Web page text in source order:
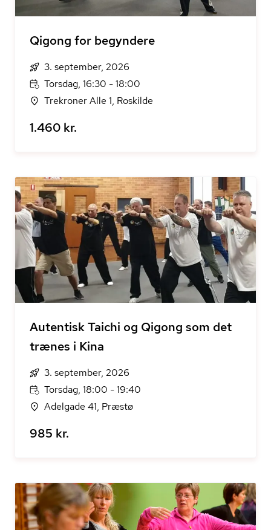
Qigong for begyndere
3. september, 2026
Torsdag, 16:30 - 18:00
Trekroner Alle 1, Roskilde
1.460 kr.
Autentisk Taichi og Qigong som det
trænes i Kina
3. september, 2026
Torsdag, 18:00 - 19:40
Adelgade 41, Præstø
985 kr.